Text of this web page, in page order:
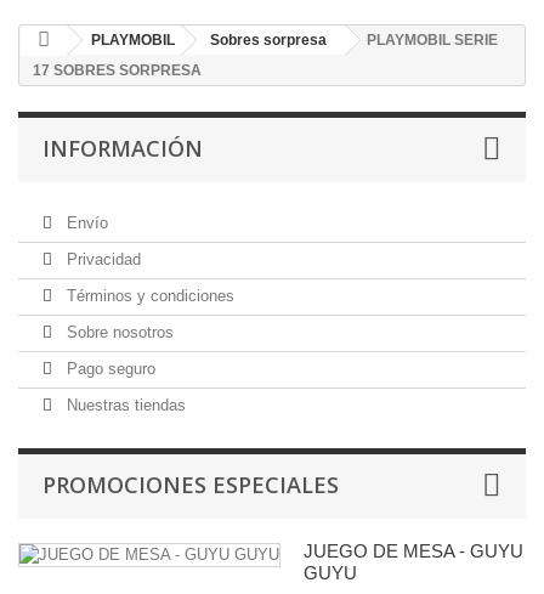
PLAYMOBIL Sobres sorpresa
PLAYMOBIL SERIE
17 SOBRES SORPRESA
INFORMACIÓN
Envío
Privacidad
Términos y condiciones
Sobre nosotros
Pago seguro
Nuestras tiendas
PROMOCIONES ESPECIALES
JUEGO DE MESA - GUYU
GUYU